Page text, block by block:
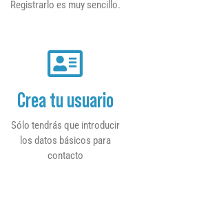
Registrarlo es muy sencillo.
Crea tu usuario
Sólo tendrás que introducir
los datos básicos para
contacto